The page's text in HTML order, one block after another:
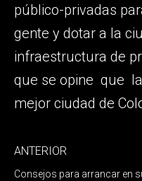
público-privadas
gente y dotar a la
infraestructura de
que se opine que
mejor ciudad de
ANTERIOR